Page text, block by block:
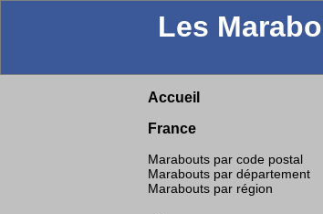
Les
Accueil
France
Marabouts par code postal
Marabouts par département
Marabouts par région